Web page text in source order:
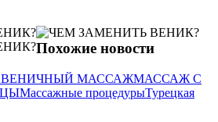
Похожие новости
ВЕНИЧНЫЙ МАССАЖМАССАЖ С
Массажные процедурыТурецкая